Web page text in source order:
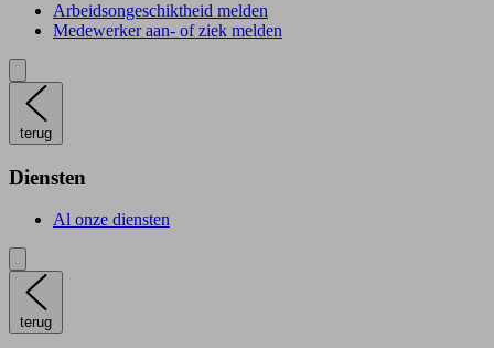
Arbeidsongeschiktheid melden
Medewerker aan- of ziek melden
terug
Diensten
Al onze diensten
terug